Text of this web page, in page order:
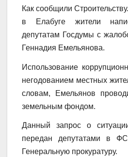
Как сообщили
в Елабуге жители
депутатам Госдумы с
Геннадия Емельянова.
Использование
негодованием местных
словам, Емельянов
земельным фондом.
Данный запрос о
передан депутатами в
Генеральную прокуратуру.